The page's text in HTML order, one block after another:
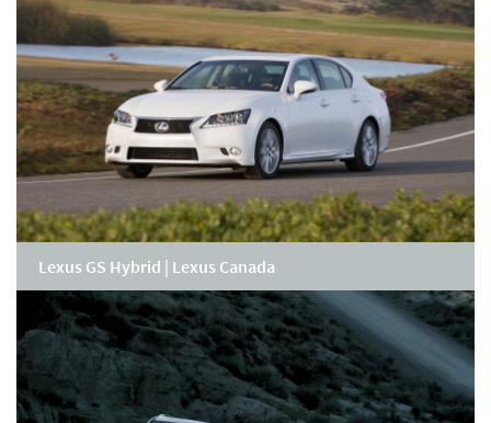
Lexus GS Hybrid | Lexus Canada